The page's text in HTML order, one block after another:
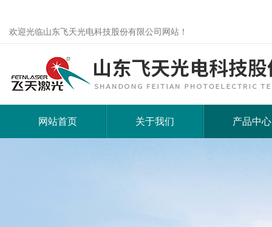
欢迎光临山东飞天光电科技股份有限公司网站！
网站首页 关于我们 产品中心